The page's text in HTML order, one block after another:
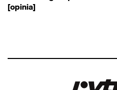
[opinia]